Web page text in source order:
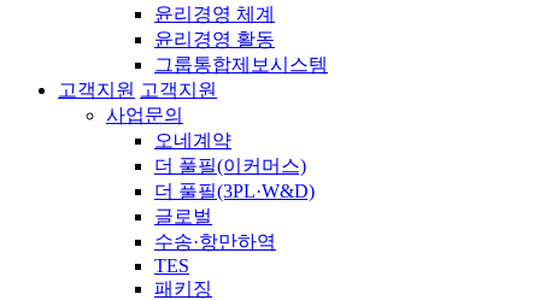
윤리경영 체계
윤리경영 활동
그룹통합제보시스템
고객지원 고객지원
사업문의
오네계약
더 풀필(이커머스)
더 풀필(3PL·W&D)
글로벌
수송·항만하역
TES
패키징